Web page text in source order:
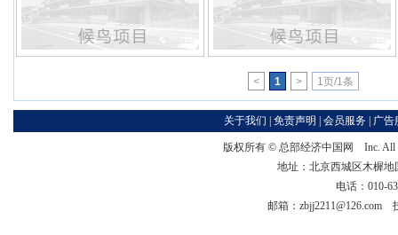
< 1 > 1页/1条
关于我们 免责声明 会员服务 广告
版权所有 © 总部经济中国网
Inc. All
地址：北京西城区木樨
电话：010-
邮箱：zbjj2211@126.com